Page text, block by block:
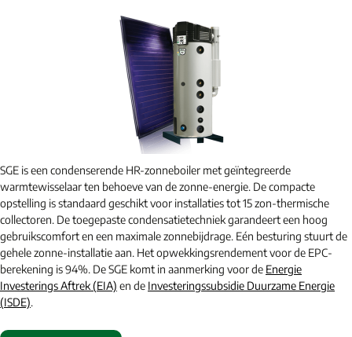
SGE is een condenserende HR-zonneboiler met geïntegreerde
warmtewisselaar ten behoeve van de zonne-energie. De compacte
opstelling is standaard geschikt voor installaties tot 15 zon-thermische
collectoren. De toegepaste condensatietechniek garandeert een hoog
gebruikscomfort en een maximale zonnebijdrage. Eén besturing stuurt de
gehele zonne-installatie aan. Het opwekkingsrendement voor de EPC-
berekening is 94%. De SGE komt in aanmerking voor de Energie
Investerings Aftrek (EIA) en de Investeringssubsidie Duurzame Energie
(ISDE).